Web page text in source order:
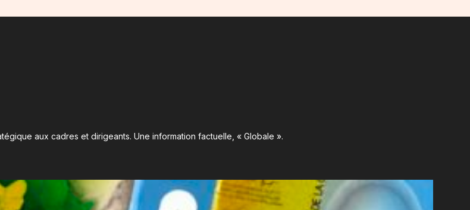
aux cadres et dirigeants. Une information factuelle, « Globale ».